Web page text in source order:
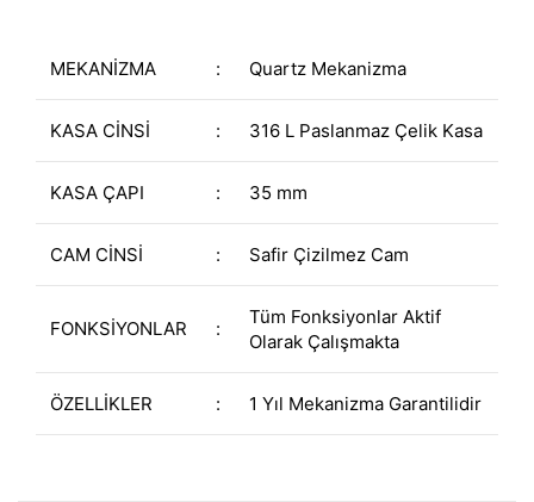
MEKANİZMA : Quartz Mekanizma
KASA CİNSİ : 316 L Paslanmaz Çelik Kasa
KASA ÇAPI : 35 mm
CAM CİNSİ : Safir Çizilmez Cam
FONKSİYONLAR :
Tüm Fonksiyonlar Aktif
Olarak Çalışmakta
ÖZELLİKLER : 1 Yıl Mekanizma Garantilidir